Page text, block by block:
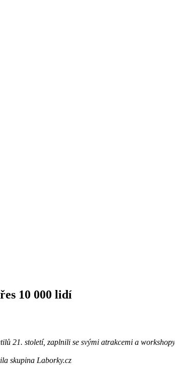
10 000 lidí
21. století, zaplnili se svými atrakcemi a
skupina Laborky.cz